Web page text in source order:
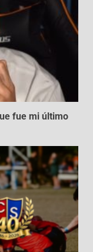
fue mi último